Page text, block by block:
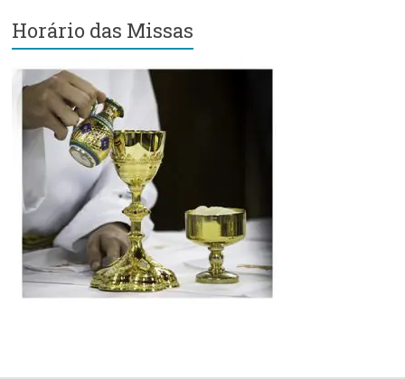
Retiro
Horário das Missas